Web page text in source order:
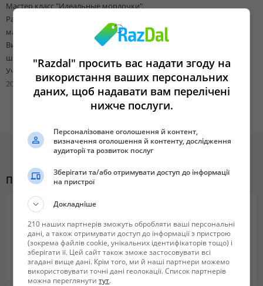
Мастер класс "Идеальные мордочки".
Рада оповестить своих посетителей о проведении очередного
мастер класса по грумингу собак. В этот раз, нас посетит Николай
Вишталь - мастер с 2014г, профильный специалист мелких пород
ши тцу, йоркширский терьер, мальтийская болонка и другие.
Участник и призер конкурсов грумеров. Призер кубка Гейба в
2017г. Победитель Зоостилист 2018 г.
❗Информация о мастер классе:
Породы: Йорк, ши тцу, мальтезе.
Дата проведения: 8 декабря 2018 г.
Стоимость: 1600 грн. + 500 грн практика.
Начало в 10:00
Похожие объявления
"Razdal" просить вас надати згоду на
використання ваших персональних
даних, щоб надавати вам перелічені
нижче послуги.
Персоналізоване оголошення й контент,
визначення оголошення й контенту, дослідження
аудиторії та розвиток послуг
Зберігати та/або отримувати доступ до інформації
на пристрої
Докладніше
210 наших партнерів зможуть обробляти ваші персональні
дані, а також отримувати доступ до інформації з пристрою
(зокрема файлів cookie, унікальних ідентифікаторів тощо) і
зберігати її. Цей сайт також зможе застосовувати всі
згадані вище дані. Крім того, ми й наші партнери можемо
використовувати точні дані геолокації. Список партнерів
можна переглянутитут.